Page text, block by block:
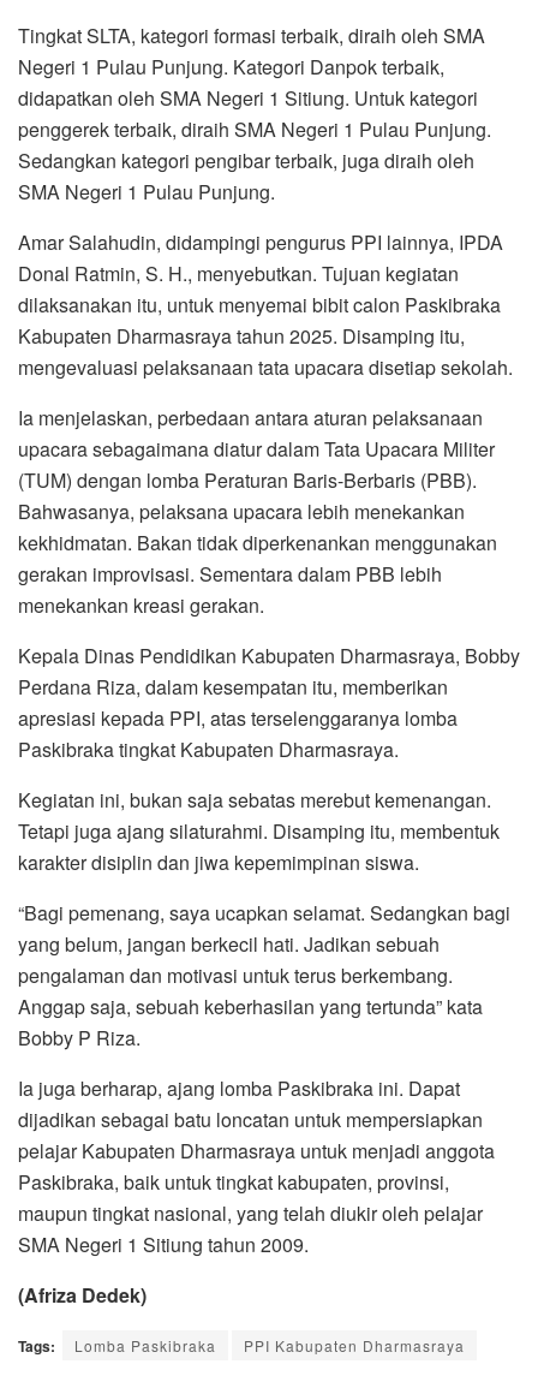
Tingkat SLTA, kategori formasi terbaik, diraih oleh SMA
Negeri 1 Pulau Punjung. Kategori Danpok terbaik,
didapatkan oleh SMA Negeri 1 Sitiung. Untuk kategori
penggerek terbaik, diraih SMA Negeri 1 Pulau Punjung.
Sedangkan kategori pengibar terbaik, juga diraih oleh
SMA Negeri 1 Pulau Punjung.
Amar Salahudin, didampingi pengurus PPI lainnya, IPDA
Donal Ratmin, S. H., menyebutkan. Tujuan kegiatan
dilaksanakan itu, untuk menyemai bibit calon Paskibraka
Kabupaten Dharmasraya tahun 2025. Disamping itu,
mengevaluasi pelaksanaan tata upacara disetiap sekolah.
Ia menjelaskan, perbedaan antara aturan pelaksanaan
upacara sebagaimana diatur dalam Tata Upacara Militer
(TUM) dengan lomba Peraturan Baris-Berbaris (PBB).
Bahwasanya, pelaksana upacara lebih menekankan
kekhidmatan. Bakan tidak diperkenankan menggunakan
gerakan improvisasi. Sementara dalam PBB lebih
menekankan kreasi gerakan.
Kepala Dinas Pendidikan Kabupaten Dharmasraya, Bobby
Perdana Riza, dalam kesempatan itu, memberikan
apresiasi kepada PPI, atas terselenggaranya lomba
Paskibraka tingkat Kabupaten Dharmasraya.
Kegiatan ini, bukan saja sebatas merebut kemenangan.
Tetapi juga ajang silaturahmi. Disamping itu, membentuk
karakter disiplin dan jiwa kepemimpinan siswa.
“Bagi pemenang, saya ucapkan selamat. Sedangkan bagi
yang belum, jangan berkecil hati. Jadikan sebuah
pengalaman dan motivasi untuk terus berkembang.
Anggap saja, sebuah keberhasilan yang tertunda” kata
Bobby P Riza.
Ia juga berharap, ajang lomba Paskibraka ini. Dapat
dijadikan sebagai batu loncatan untuk mempersiapkan
pelajar Kabupaten Dharmasraya untuk menjadi anggota
Paskibraka, baik untuk tingkat kabupaten, provinsi,
maupun tingkat nasional, yang telah diukir oleh pelajar
SMA Negeri 1 Sitiung tahun 2009.
(Afriza Dedek)
Tags: Lomba Paskibraka PPI Kabupaten Dharmasraya